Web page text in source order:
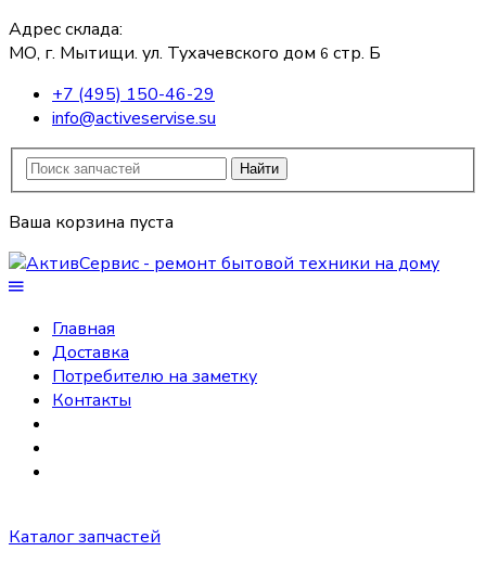
Адрес склада:
МО, г. Мытищи. ул. Тухачевского дом 6 стр. Б
+7 (495) 150-46-29
info@activeservise.su
Найти
Ваша корзина пуста
Главная
Доставка
Потребителю на заметку
Контакты
Каталог запчастей